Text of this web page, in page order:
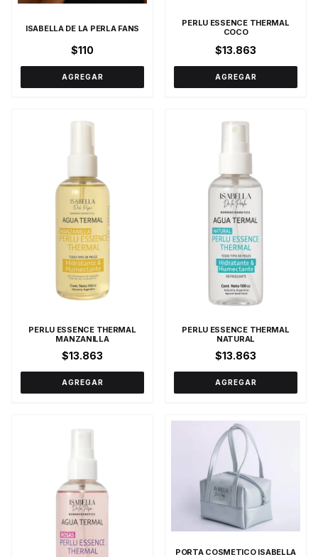
ISABELLA DE LA PERLA FANS
$110
AGREGAR
PERLU ESSENCE THERMAL
COCO
$13.863
AGREGAR
PERLU ESSENCE THERMAL
MANZANILLA
$13.863
AGREGAR
PERLU ESSENCE THERMAL
NATURAL
$13.863
AGREGAR
PORTA COSMETICO ISABELLA